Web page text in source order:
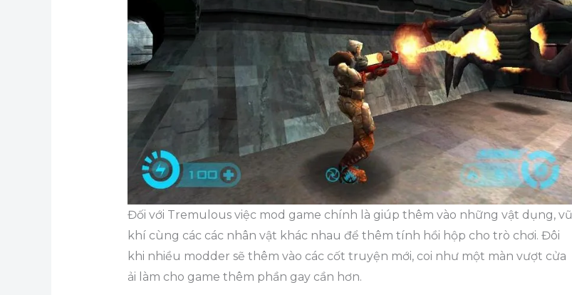
Đối với Tremulous việc mod game chính là giúp thêm vào những vật dụng, vũ
khí cùng các các nhân vật khác nhau để thêm tính hồi hộp cho trò chơi. Đôi
khi nhiều modder sẽ thêm vào các cốt truyện mới, coi như một màn vượt cửa
ải làm cho game thêm phần gay cần hơn.